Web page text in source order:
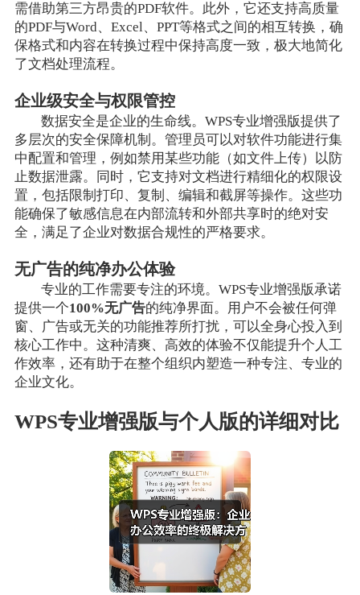
需借助第三方昂贵的PDF软件。此外，它还支持高质量
的PDF与Word、Excel、PPT等格式之间的相互转换，确
保格式和内容在转换过程中保持高度一致，极大地简化
了文档处理流程。
企业级安全与权限管控
数据安全是企业的生命线。WPS专业增强版提供了
多层次的安全保障机制。管理员可以对软件功能进行集
中配置和管理，例如禁用某些功能（如文件上传）以防
止数据泄露。同时，它支持对文档进行精细化的权限设
置，包括限制打印、复制、编辑和截屏等操作。这些功
能确保了敏感信息在内部流转和外部共享时的绝对安
全，满足了企业对数据合规性的严格要求。
无广告的纯净办公体验
专业的工作需要专注的环境。WPS专业增强版承诺
提供一个100%无广告的纯净界面。用户不会被任何弹
窗、广告或无关的功能推荐所打扰，可以全身心投入到
核心工作中。这种清爽、高效的体验不仅能提升个人工
作效率，还有助于在整个组织内塑造一种专注、专业的
企业文化。
WPS专业增强版与个人版的详细对比